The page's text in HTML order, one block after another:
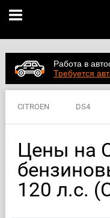
Работа в
Требуется
CITROEN DS4
Цены на
120 л.с.